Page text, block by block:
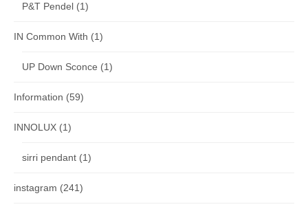
P&T Pendel (1)
IN Common With (1)
UP Down Sconce (1)
Information (59)
INNOLUX (1)
sirri pendant (1)
instagram (241)